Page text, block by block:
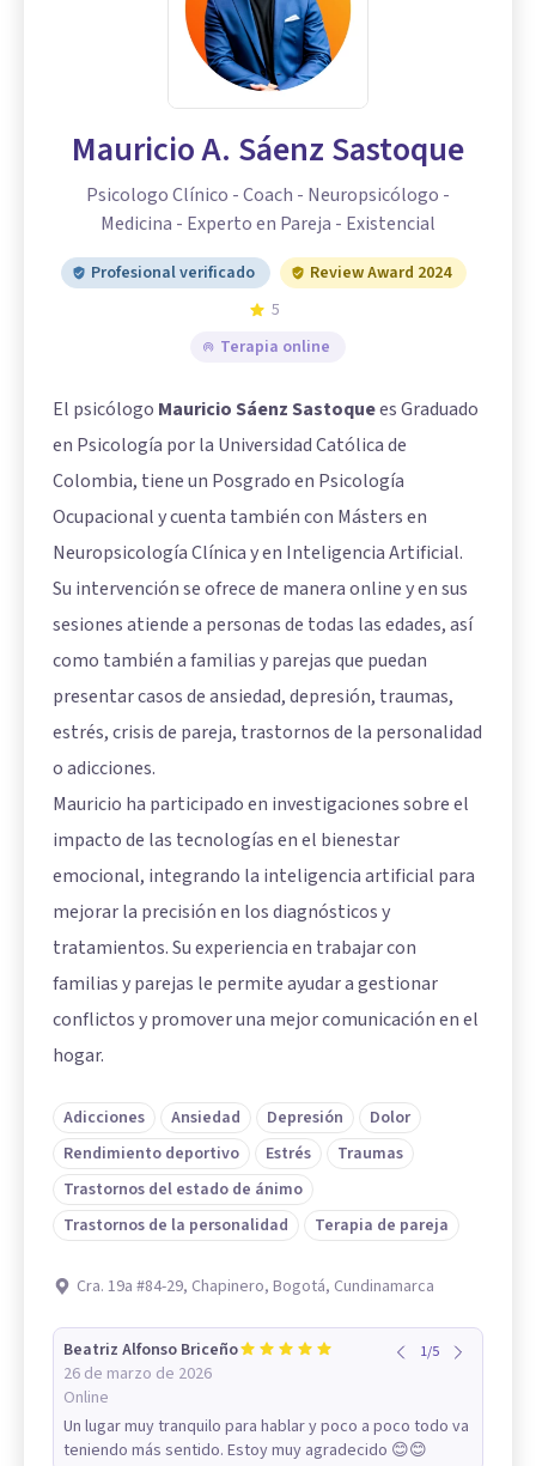
Mauricio A. Sáenz Sastoque
Psicologo Clínico - Coach - Neuropsicólogo -
Medicina - Experto en Pareja - Existencial
Profesional verificado
Review Award 2024
5
Terapia online
El psicólogo Mauricio Sáenz Sastoquees Graduado
en Psicología por la Universidad Católica de
Colombia, tiene un Posgrado en Psicología
Ocupacional y cuenta también con Másters en
Neuropsicología Clínica y en Inteligencia Artificial.
Su intervención se ofrece de manera online y en sus
sesiones atiende a personas de todas las edades, así
como también a familias y parejas que puedan
presentar casos de ansiedad, depresión, traumas,
estrés, crisis de pareja, trastornos de la personalidad
o adicciones.
Mauricio ha participado en investigaciones sobre el
impacto de las tecnologías en el bienestar
emocional, integrando la inteligencia artificial para
mejorar la precisión en los diagnósticos y
tratamientos. Su experiencia en trabajar con
familias y parejas le permite ayudar a gestionar
conflictos y promover una mejor comunicación en el
hogar.
Adicciones Ansiedad Depresión
Dolor
Rendimiento deportivo
Estrés
Traumas
Trastornos del estado de ánimo
Trastornos de la personalidad
Terapia de pareja
Cra. 19a #84-29, Chapinero, Bogotá, Cundinamarca
Beatriz Alfonso Briceño
26 de marzo de 2026
Online
1/5
Un lugar muy tranquilo para hablar y poco a poco todo va
teniendo más sentido. Estoy muy agradecido 😊😊